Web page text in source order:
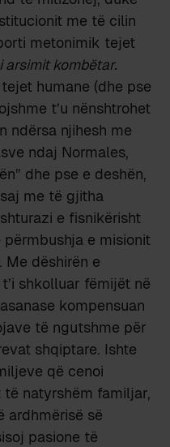
me të cilin
metonimik tejet
arsimit kombëtar.
humane (dhe pse
t’u nënshtrohet
ndërsa njihesh me
ndaj Normales,
dhe pse e deshën,
me të gjitha
e fisnikërisht
e misionit
dëshirën e
shkolluar fëmijët në
kompensuan
të ngutshme për
shqiptare. Ishte
që cenoi
natyrshëm familjar,
ardhmërisë së
pasione të